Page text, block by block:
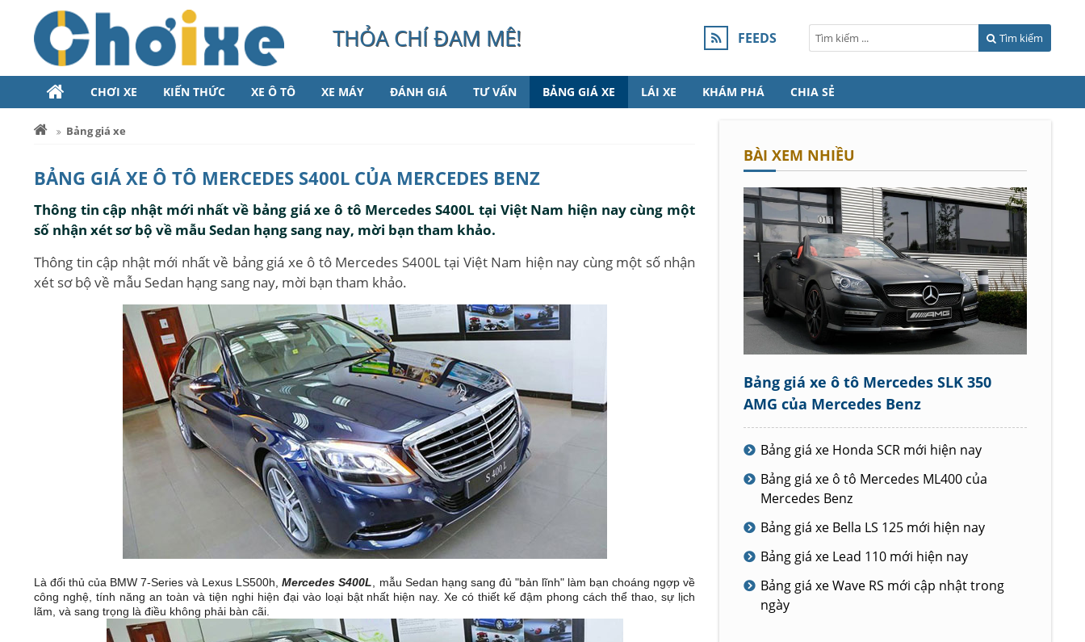
THỎA CHÍ ĐAM MÊ! FEEDS Tìm kiếm
CHƠI XE KIẾN THỨC XE Ô TÔ XE MÁY ĐÁNH GIÁ TƯ VẤN BẢNG GIÁ XE LÁI XE KHÁM PHÁ CHIA SẺ
Bảng giá xe
BẢNG GIÁ XE Ô TÔ MERCEDES S400L CỦA MERCEDES BENZ
Thông tin cập nhật mới nhất về bảng giá xe ô tô Mercedes S400L tại Việt Nam hiện nay cùng một
số nhận xét sơ bộ về mẫu Sedan hạng sang nay, mời bạn tham khảo.
Thông tin cập nhật mới nhất về bảng giá xe ô tô Mercedes S400L tại Việt Nam hiện nay cùng một số nhận
xét sơ bộ về mẫu Sedan hạng sang nay, mời bạn tham khảo.
Là đối thủ của BMW 7-Series và Lexus LS500h,Mercedes S400L mẫu Sedan hạng sang đủ "bản lĩnh" làm bạn choáng ngợp về
công nghệ, tính năng an toàn và tiện nghi hiện đại vào loại bật nhất hiện nay. Xe có thiết kế đậm phong cách thể thao, sự lịch
lãm, và sang trọng là điều không phải bàn cãi.
BÀI XEM NHIỀU
Bảng giá xe ô tô Mercedes SLK 350
AMG của Mercedes Benz
Bảng giá xe Honda SCR mới hiện nay
Bảng giá xe ô tô Mercedes ML400 của
Mercedes Benz
Bảng giá xe Bella LS 125 mới hiện nay
Bảng giá xe Lead 110 mới hiện nay
Bảng giá xe Wave RS mới cập nhật trong
ngày